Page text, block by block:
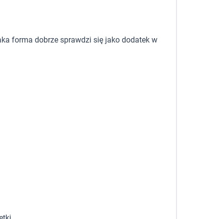
forma dobrze sprawdzi się jako dodatek w